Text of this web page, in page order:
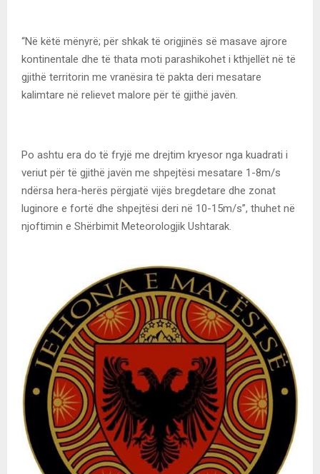
“Në këtë mënyrë; për shkak të origjinës së masave ajrore
kontinentale dhe të thata moti parashikohet i kthjellët në të
gjithë territorin me vranësira të pakta deri mesatare
kalimtare në relievet malore për të gjithë javën.
Po ashtu era do të fryjë me drejtim kryesor nga kuadrati i
veriut për të gjithë javën me shpejtësi mesatare 1-8m/s
ndërsa hera-herës përgjatë vijës bregdetare dhe zonat
luginore e fortë dhe shpejtësi deri në 10-15m/s”, thuhet në
njoftimin e Shërbimit Meteorologjik Ushtarak.